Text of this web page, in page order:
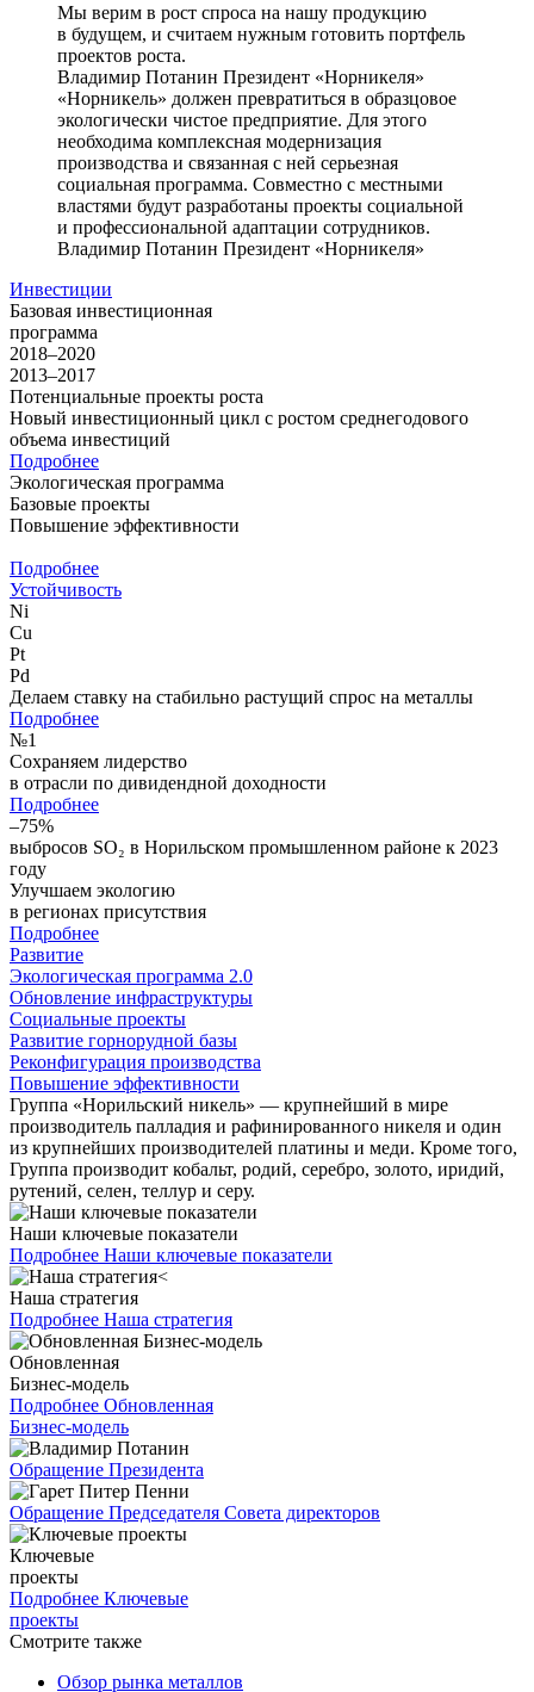
Мы верим в рост спроса на нашу продукцию
в будущем, и считаем нужным готовить портфель
проектов роста.
Владимир Потанин Президент «Норникеля»
«Норникель» должен превратиться в образцовое
экологически чистое предприятие. Для этого
необходима комплексная модернизация
производства и связанная с ней серьезная
социальная программа. Совместно с местными
властями будут разработаны проекты социальной
и профессиональной адаптации сотрудников.
Владимир Потанин Президент «Норникеля»
Инвестиции
Базовая инвестиционная
программа
2018–2020
2013–2017
Потенциальные проекты роста
Новый инвестиционный цикл с ростом среднегодового
объема инвестиций
Подробнее
Экологическая программа
Базовые проекты
Повышение эффективности
Подробнее
Устойчивость
Ni
Cu
Pt
Pd
Делаем ставку на стабильно растущий спрос на металлы
Подробнее
№1
Сохраняем лидерство
в отрасли по дивидендной доходности
Подробнее
–75%
выбросов SO₂ в Норильском промышленном районе к 2023
году
Улучшаем экологию
в регионах присутствия
Подробнее
Развитие
Экологическая программа 2.0
Обновление инфраструктуры
Социальные проекты
Развитие горнорудной базы
Реконфигурация производства
Повышение эффективности
Группа «Норильский никель» — крупнейший в мире
производитель палладия и рафинированного никеля и один
из крупнейших производителей платины и меди. Кроме того,
Группа производит кобальт, родий, серебро, золото, иридий,
рутений, селен, теллур и серу.
Наши ключевые показатели
Подробнее Наши ключевые показатели
Наша стратегия
Подробнее Наша стратегия
Обновленная
Бизнес-модель
Подробнее Обновленная
Бизнес-модель
Обращение Президента
Обращение Председателя Совета директоров
Ключевые
проекты
Подробнее Ключевые
проекты
Смотрите также
Обзор рынка металлов